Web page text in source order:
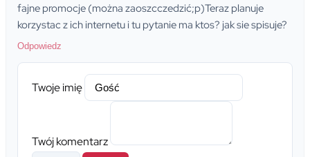
fajne promocje (można zaoszcczedzić;p)Teraz planuje
korzystac z ich internetu i tu pytanie ma ktos? jak sie spisuje?
Odpowiedz
Twoje imię
Twój komentarz